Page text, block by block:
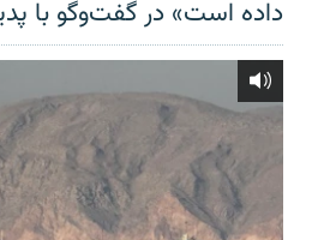
داده است» در گفت‌وگو با